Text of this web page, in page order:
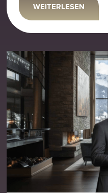
WEITERLESEN